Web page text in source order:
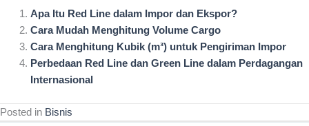
Apa Itu Red Line dalam Impor dan Ekspor?
Cara Mudah Menghitung Volume Cargo
Cara Menghitung Kubik (m³) untuk Pengiriman Impor
Perbedaan Red Line dan Green Line dalam Perdagangan
Internasional
Posted in Bisnis